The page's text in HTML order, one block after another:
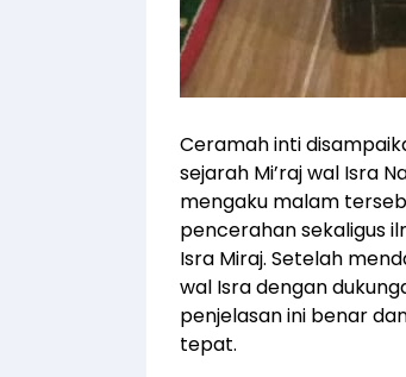
Ceramah inti
sejarah Mi’raj wal Isra
mengaku malam
pencerahan sekaligus
Isra Miraj. Setelah
wal Isra dengan
penjelasan ini benar
tepat.